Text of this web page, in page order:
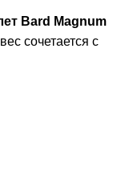
Bard Magnum
сочетается с